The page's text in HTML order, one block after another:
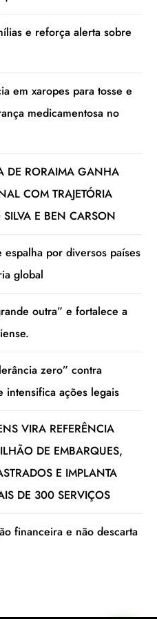
e reforça alerta sobre
em xaropes para tosse e
medicamentosa no
DE RORAIMA GANHA
COM TRAJETÓRIA
E BEN CARSON
por diversos países
global
outra” e fortalece a
zero” contra
intensifica ações legais
VIRA REFERÊNCIA
DE EMBARQUES,
E IMPLANTA
DE 300 SERVIÇOS
financeira e não descarta